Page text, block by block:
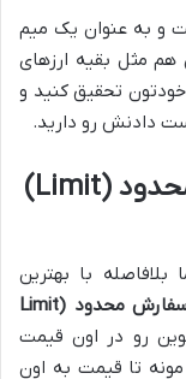
و به عنوان یک میم
مثل بقیه ارزهای
تحقیق کنید و
دادنش رو دارید.
تفاوت خرید آنی (Market) و محدود (Limit)
بلافاصله با بهترین
سفارش محدود (Limit
رو در اون قیمت
تا قیمت به اون